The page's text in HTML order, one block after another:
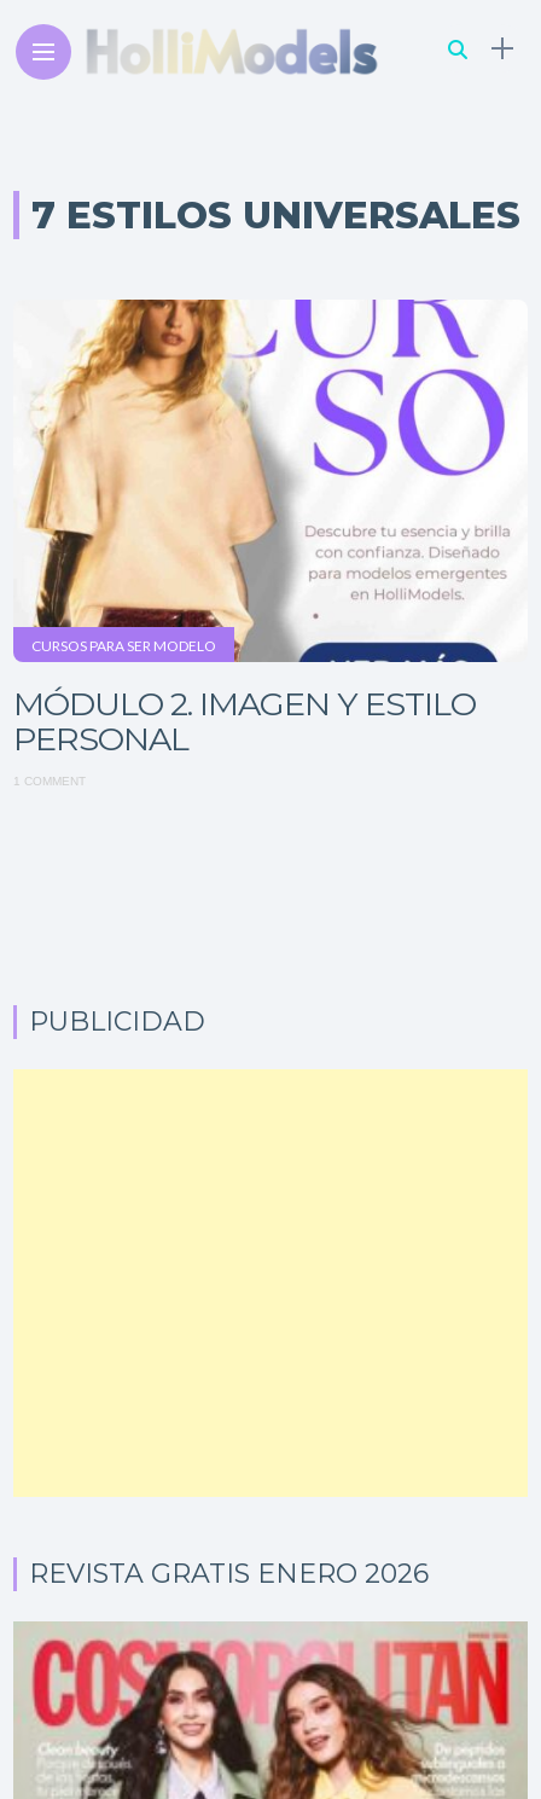
7 ESTILOS UNIVERSALES
CURSOS PARA SER MODELO
MÓDULO 2. IMAGEN Y ESTILO
PERSONAL
1 COMMENT
PUBLICIDAD
REVISTA GRATIS ENERO 2026